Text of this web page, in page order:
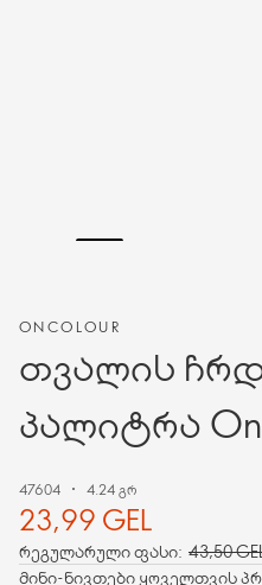
ONCOLOUR
თვალის
პალიტრა
47604 4.24 გრ
23,99 GEL
რეგულარული ფასი: 43,50
მინი-ნივთები ყოველთვის